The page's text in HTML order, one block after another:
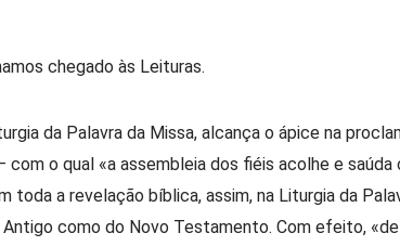
chegado às Leituras.
da Palavra da Missa, alcança o ápice na
o qual «a assembleia dos fiéis acolhe e
toda a revelação bíblica, assim, na Liturgia da
como do Novo Testamento. Com efeito,